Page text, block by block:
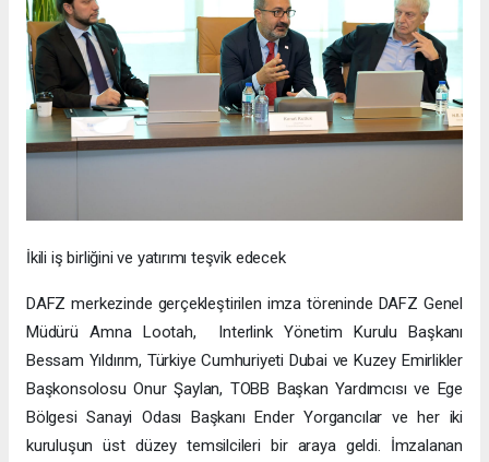
İkili iş birliğini ve yatırımı teşvik edecek
DAFZ merkezinde gerçekleştirilen imza töreninde DAFZ Genel
Müdürü Amna Lootah, Interlink Yönetim Kurulu Başkanı
Bessam Yıldırım, Türkiye Cumhuriyeti Dubai ve Kuzey Emirlikler
Başkonsolosu Onur Şaylan, TOBB Başkan Yardımcısı ve Ege
Bölgesi Sanayi Odası Başkanı Ender Yorgancılar ve her iki
kuruluşun üst düzey temsilcileri bir araya geldi. İmzalanan